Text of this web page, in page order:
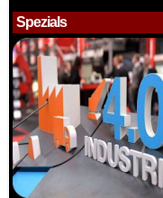
Spezials